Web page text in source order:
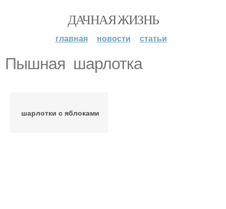
ДАЧНАЯ ЖИЗНЬ
главная новости статьи
Пышная шарлотка
шарлотки с яблоками